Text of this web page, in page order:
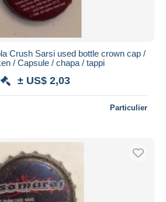
Crush Sarsi used bottle crown cap /
/ Capsule / chapa / tappi
± US$ 2,03
Particulier